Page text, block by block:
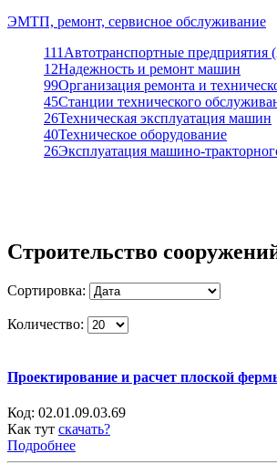
ЭМТП, ремонт, сервисное обслуживание
111 Автотранспортные
12Надежность и ремонт машин
99Организация ремонта и
45Станции технического
26Техническая эксплуатация машин
40Техническое оборудование
26Эксплуатация машино-
Строительство
Сортировка:
Количество:
Проектирование и расчет плоской
Код: 02.01.09.03.69
Как тут скачать?
Подробнее